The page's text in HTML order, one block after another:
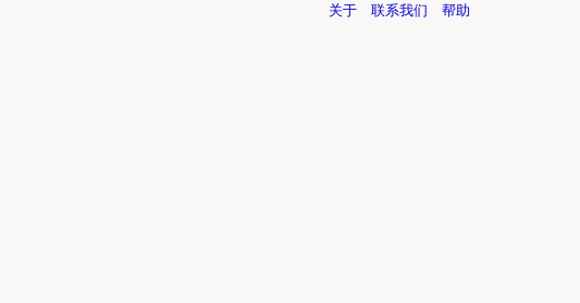
关于 联系我们 帮助